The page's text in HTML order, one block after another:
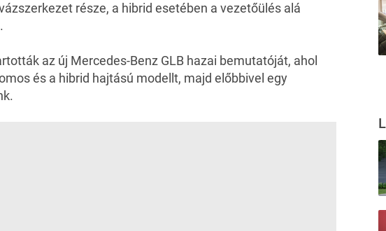
része, a hibrid esetében a vezetőülés alá
az új Mercedes-Benz GLB hazai bemutatóját, ahol
és a hibrid hajtású modellt, majd előbbivel egy